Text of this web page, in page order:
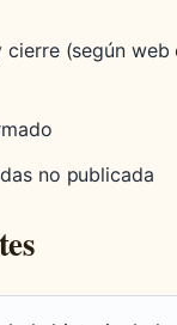
(según
no publicada